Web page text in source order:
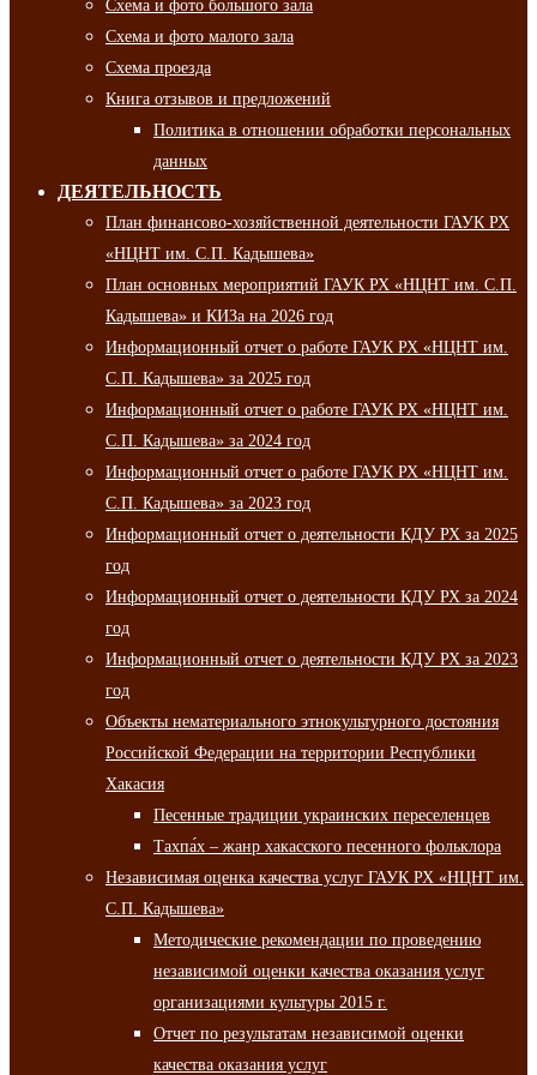
Схема и фото большого зала
Схема и фото малого зала
Схема проезда
Книга отзывов и предложений
Политика в отношении обработки персональных
данных
ДЕЯТЕЛЬНОСТЬ
План финансово-хозяйственной деятельности ГАУК РХ
«НЦНТ им. С.П. Кадышева»
План основных мероприятий ГАУК РХ «НЦНТ им. С.П.
Кадышева» и КИЗа на 2026 год
Информационный отчет о работе ГАУК РХ «НЦНТ им.
С.П. Кадышева» за 2025 год
Информационный отчет о работе ГАУК РХ «НЦНТ им.
С.П. Кадышева» за 2024 год
Информационный отчет о работе ГАУК РХ «НЦНТ им.
С.П. Кадышева» за 2023 год
Информационный отчет о деятельности КДУ РХ за 2025
год
Информационный отчет о деятельности КДУ РХ за 2024
год
Информационный отчет о деятельности КДУ РХ за 2023
год
Объекты нематериального этнокультурного достояния
Российской Федерации на территории Республики
Хакасия
Песенные традиции украинских переселенцев
Тахпа́х – жанр хакасского песенного фольклора
Независимая оценка качества услуг ГАУК РХ «НЦНТ им.
С.П. Кадышева»
Методические рекомендации по проведению
независимой оценки качества оказания услуг
организациями культуры 2015 г.
Отчет по результатам независимой оценки
качества оказания услуг